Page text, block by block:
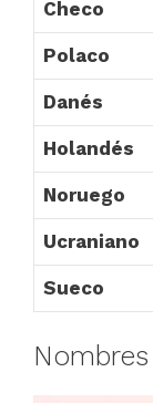
Checo
Polaco
Danés
Holandés
Noruego
Ucraniano
Sueco